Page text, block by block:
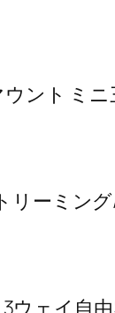
ント ミ
リーミン